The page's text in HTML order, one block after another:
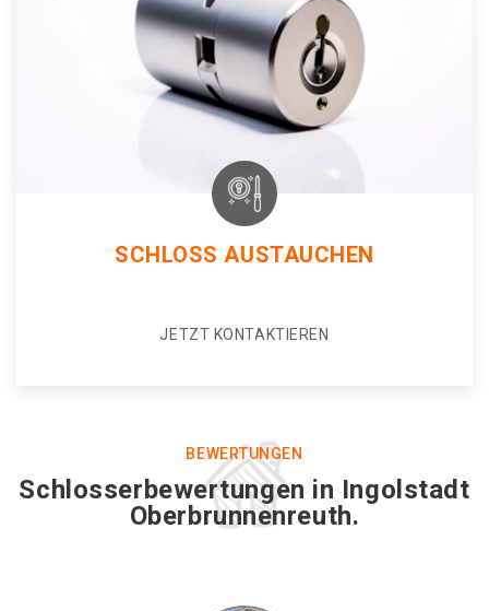
SCHLOSS AUSTAUCHEN
JETZT KONTAKTIEREN
BEWERTUNGEN
Schlosserbewertungen in Ingolstadt
Oberbrunnenreuth.